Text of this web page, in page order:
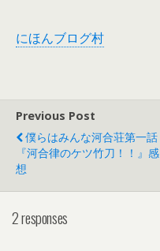
にほんブログ村
Previous Post
僕らはみんな河合荘第一話
『河合律のケツ竹刀！！』感
想
2 responses